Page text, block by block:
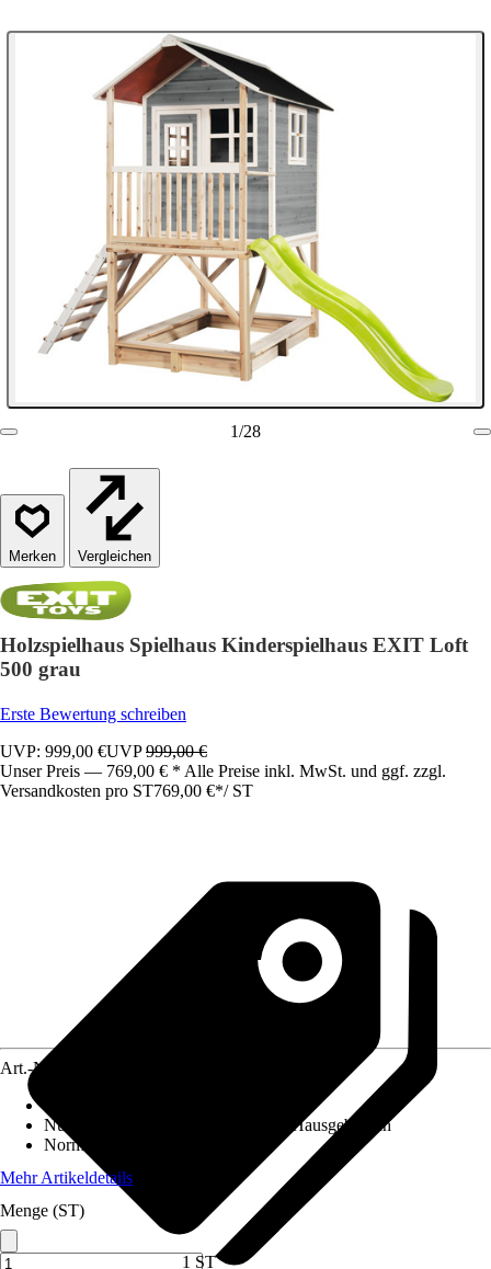
1/28
Vergleichen
Holzspielhaus Spielhaus Kinderspielhaus EXIT Loft
500 grau
Erste Bewertung schreiben
UVP: 999,00 €UVP999,00 €
Unser Preis — 769,00 € * Alle Preise inkl. MwSt. und ggf. zzgl.
Versandkosten pro ST769,00 €*/ ST
Art.-Nr.
Nutzung
Gartenspielgeräte für den Hausgebrauch
Norm / Prüfzeichen
Mehr Artikeldetails
Menge (ST)
1 ST